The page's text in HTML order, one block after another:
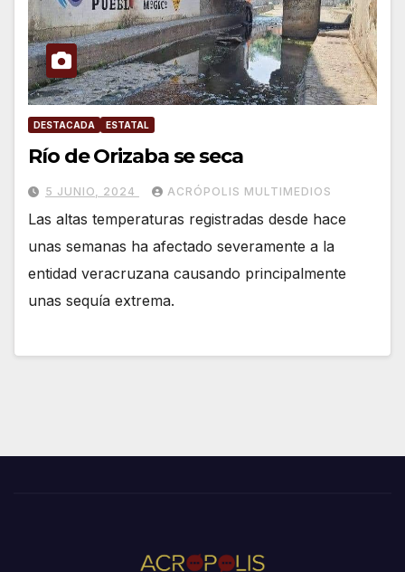
DESTACADA ESTATAL
Río de Orizaba se seca
5 JUNIO, 2024 ACRÓPOLIS MULTIMEDIOS
Las altas temperaturas registradas desde hace
unas semanas ha afectado severamente a la
entidad veracruzana causando principalmente
unas sequía extrema.